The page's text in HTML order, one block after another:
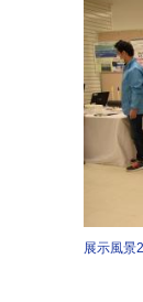
展示風景2